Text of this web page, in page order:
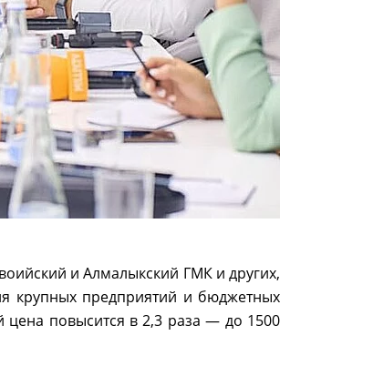
и Алмалыкский ГМК и других,
крупных предприятий и бюджетных
цена повысится в 2,3 раза — до 1500